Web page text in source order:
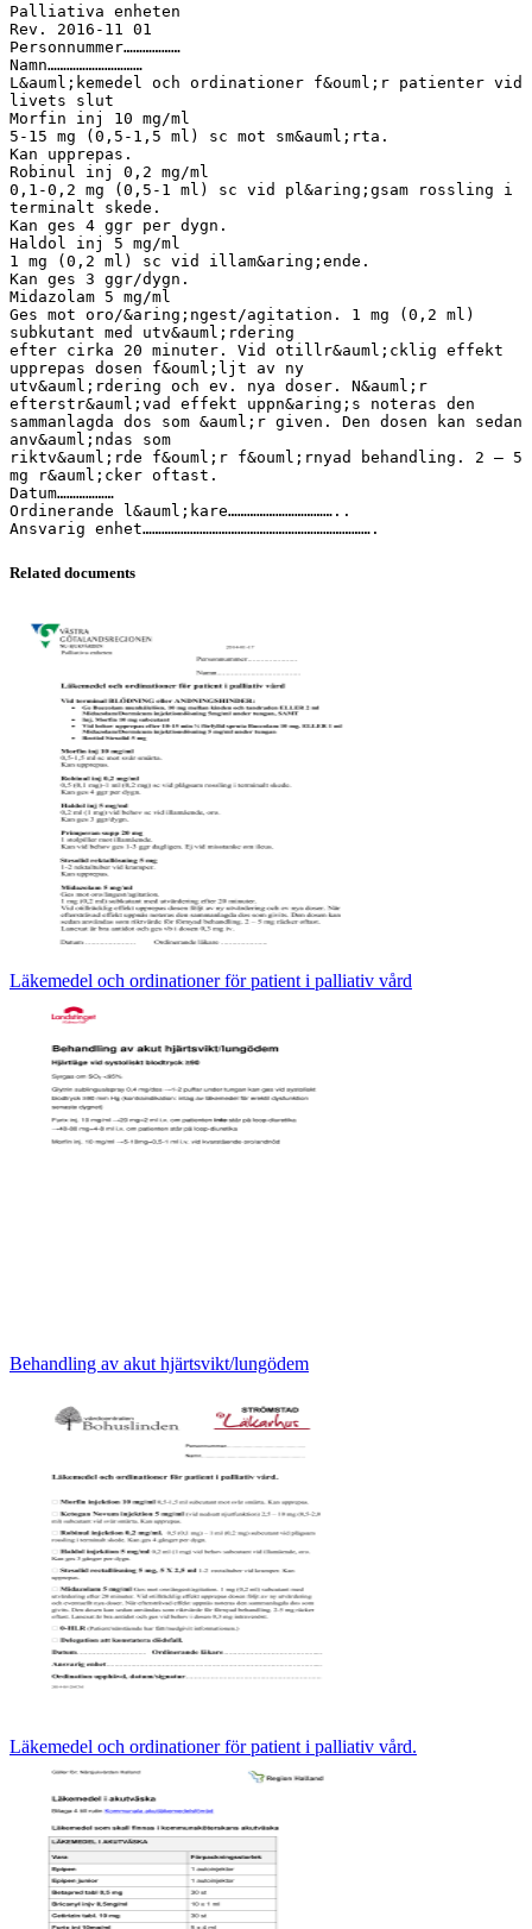
Palliativa enheten
Rev. 2016-11 01
Personnummer………………
Namn…………………………
L&auml;kemedel och ordinationer f&ouml;r patienter vid
livets slut
Morfin inj 10 mg/ml
5-15 mg (0,5-1,5 ml) sc mot sm&auml;rta.
Kan upprepas.
Robinul inj 0,2 mg/ml
0,1-0,2 mg (0,5-1 ml) sc vid pl&aring;gsam rossling i
terminalt skede.
Kan ges 4 ggr per dygn.
Haldol inj 5 mg/ml
1 mg (0,2 ml) sc vid illam&aring;ende.
Kan ges 3 ggr/dygn.
Midazolam 5 mg/ml
Ges mot oro/&aring;ngest/agitation. 1 mg (0,2 ml)
subkutant med utv&auml;rdering
efter cirka 20 minuter. Vid otillr&auml;cklig effekt
upprepas dosen f&ouml;ljt av ny
utv&auml;rdering och ev. nya doser. N&auml;r
efterstr&auml;vad effekt uppn&aring;s noteras den
sammanlagda dos som &auml;r given. Den dosen kan sedan
anv&auml;ndas som
riktv&auml;rde f&ouml;r f&ouml;rnyad behandling. 2 – 5
mg r&auml;cker oftast.
Datum………………
Ordinerande l&auml;kare……………………………..
Related documents
Läkemedel och ordinationer för patient i palliativ vård
Behandling av akut hjärtsvikt/lungödem
Läkemedel och ordinationer för patient i palliativ vård.